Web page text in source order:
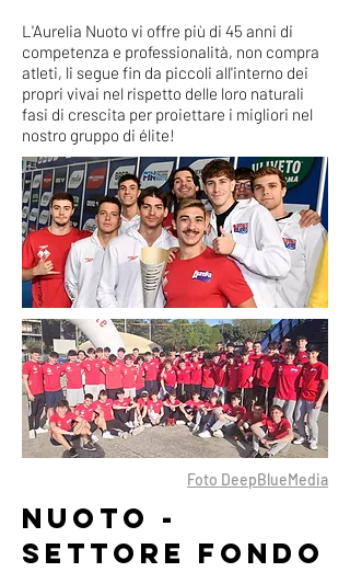
L'Aurelia Nuoto vi offre più di 45 anni di
competenza e professionalità, non compra
atleti, li segue fin da piccoli all'interno dei
propri vivai nel rispetto delle loro naturali
fasi di crescita per proiettare i migliori nel
nostro gruppo di élite!
Foto DeepBlueMedia
NUOTO -
SETTORE FONDO